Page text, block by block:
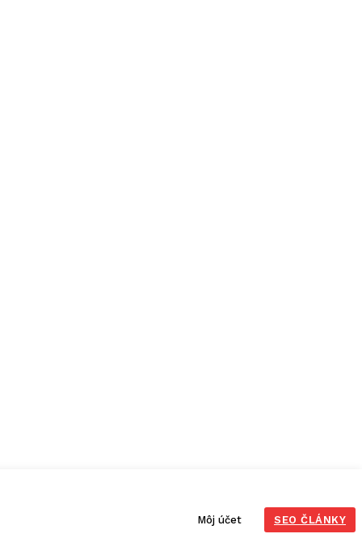
Môj účet SEO ČLÁNKY